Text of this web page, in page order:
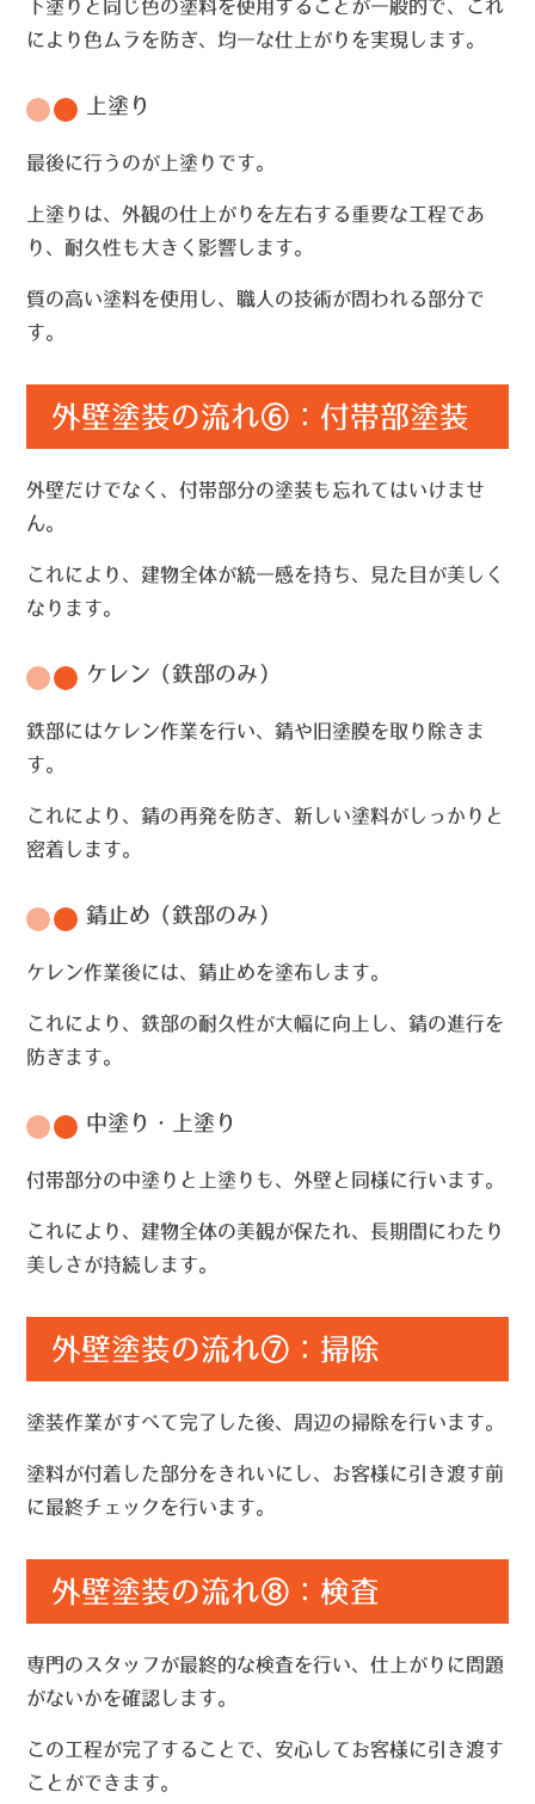
下塗りと同じ色の塗料を使用することが一般的で、これ
により色ムラを防ぎ、均一な仕上がりを実現します。
上塗り
最後に行うのが上塗りです。
上塗りは、外観の仕上がりを左右する重要な工程であ
り、耐久性も大きく影響します。
質の高い塗料を使用し、職人の技術が問われる部分で
す。
外壁塗装の流れ⑥：付帯部塗装
外壁だけでなく、付帯部分の塗装も忘れてはいけませ
ん。
これにより、建物全体が統一感を持ち、見た目が美しく
なります。
ケレン（鉄部のみ）
鉄部にはケレン作業を行い、錆や旧塗膜を取り除きま
す。
これにより、錆の再発を防ぎ、新しい塗料がしっかりと
密着します。
錆止め（鉄部のみ）
ケレン作業後には、錆止めを塗布します。
これにより、鉄部の耐久性が大幅に向上し、錆の進行を
防ぎます。
中塗り・上塗り
付帯部分の中塗りと上塗りも、外壁と同様に行います。
これにより、建物全体の美観が保たれ、長期間にわたり
美しさが持続します。
外壁塗装の流れ⑦：掃除
塗装作業がすべて完了した後、周辺の掃除を行います。
塗料が付着した部分をきれいにし、お客様に引き渡す前
に最終チェックを行います。
外壁塗装の流れ⑧：検査
専門のスタッフが最終的な検査を行い、仕上がりに問題
がないかを確認します。
この工程が完了することで、安心してお客様に引き渡す
ことができます。